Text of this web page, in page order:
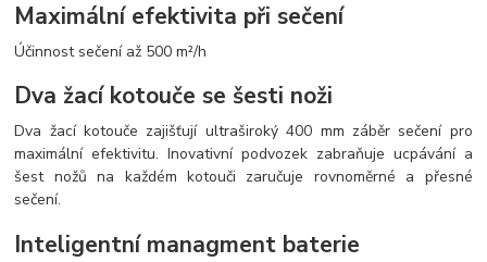
Maximální efektivita při sečení
Účinnost sečení až 500 m²/h
Dva žací kotouče se šesti noži
Dva žací kotouče zajišťují ultraširoký 400 mm záběr sečení pro
maximální efektivitu. Inovativní podvozek zabraňuje ucpávání a
šest nožů na každém kotouči zaručuje rovnoměrné a přesné
sečení.
Inteligentní managment baterie